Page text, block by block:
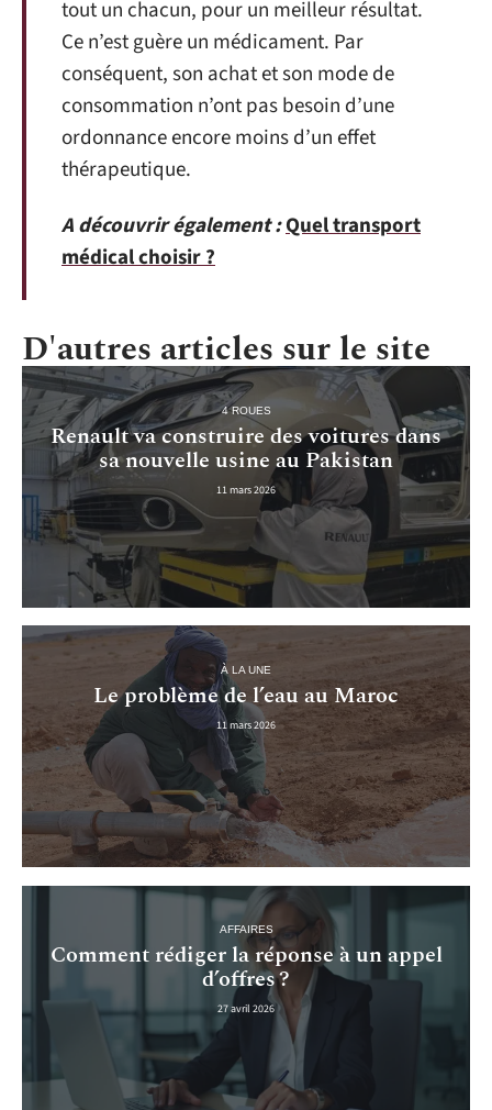
tout un chacun, pour un meilleur résultat.
Ce n’est guère un médicament. Par
conséquent, son achat et son mode de
consommation n’ont pas besoin d’une
ordonnance encore moins d’un effet
thérapeutique.
A découvrir également :Quel transport
médical choisir ?
D'autres articles sur le site
4 ROUES
Renault va construire des voitures dans
sa nouvelle usine au Pakistan
11 mars 2026
À LA UNE
Le problème de l’eau au Maroc
11 mars 2026
AFFAIRES
Comment rédiger la réponse à un appel
d’offres ?
27 avril 2026